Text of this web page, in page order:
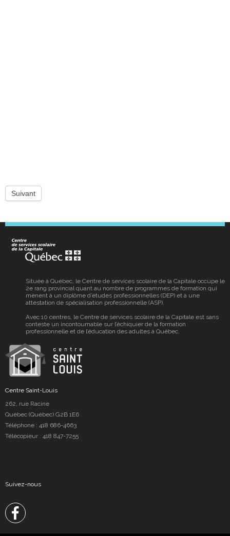
Suivant
Située à Québec, le Centre de services scolaire de la Capitale occupe le
2e rang provincial quant au nombre de programmes de formation qui
mènent à un diplôme d’études professionnelles (DEP) et à une
attestation de spécialisation professionnelle (ASP).
Avec 10 centres, le Centre de services scolaire de la Capitale est sans
conteste un incontournable sur l’échiquier de la formation
professionnelle et de l’éducation des adultes à Québec.
Centre Saint-Louis
262, rue Racine
Québec (Québec) G2B 1E6
Téléphone : 418 686-4663
Télécopieur : 418 847-7255
Suivez-nous
Facebook